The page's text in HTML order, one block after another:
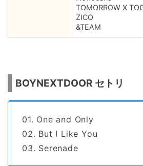
TOMORROW X
ZICO
&TEAM
BOYNEXTDOOR セトリ
01. One and Only
02. But I Like You
03. Serenade